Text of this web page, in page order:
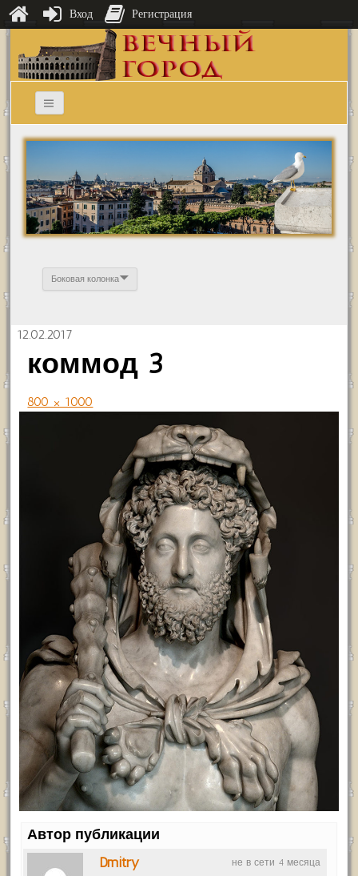
Боковая колонка
12.02.2017
коммод 3
800 × 1000
Автор публикации
не в сети 4 месяца
Dmitry
Вход Регистрация